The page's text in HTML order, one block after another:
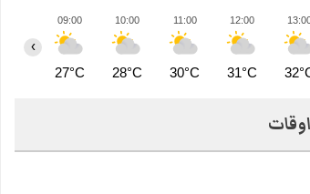
09:00
27°C
10:00
28°C
11:00
30°C
12:00
31°C
‹